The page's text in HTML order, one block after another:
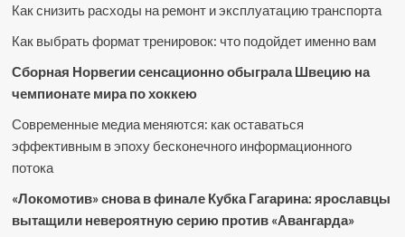
Как снизить расходы на ремонт и эксплуатацию транспорта
Как выбрать формат тренировок: что подойдет именно вам
Сборная Норвегии сенсационно обыграла Швецию на
чемпионате мира по хоккею
Современные медиа меняются: как оставаться
эффективным в эпоху бесконечного информационного
потока
«Локомотив» снова в финале Кубка Гагарина: ярославцы
вытащили невероятную серию против «Авангарда»